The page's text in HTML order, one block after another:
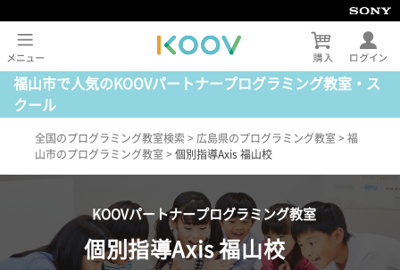
福山市で人気のKOOVパートナープログラミング教室・ス
クール
全国のプログラミング教室検索 > 広島県のプログラミング教室 > 福
山市のプログラミング教室 > 個別指導Axis 福山校
KOOVパートナープログラミング教室
個別指導Axis 福山校